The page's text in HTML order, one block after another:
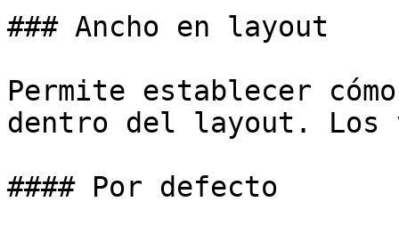
### Ancho en layout
Permite establecer
dentro del layout. Los
#### Por defecto